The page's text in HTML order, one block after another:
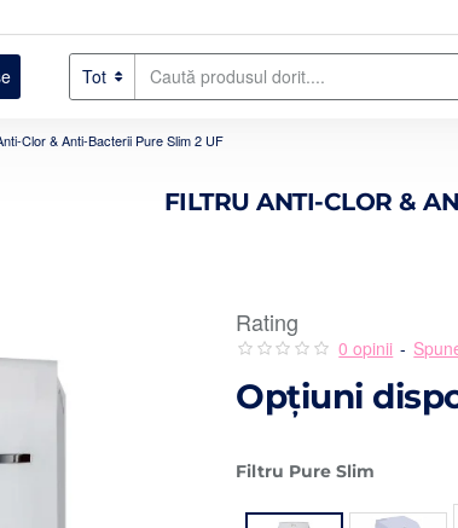
Tot
Caută
produsul
FILTRU ANTI-CLOR &
Clor & Anti-Bacterii Pure Slim 2 UF
Rating
0 opinii -
Opţiuni
Filtru Pure Slim